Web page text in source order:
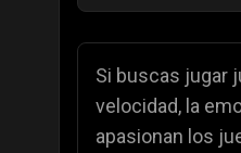
💄 Juegos para
🎨 Juegos de
Si buscas jugar
velocidad, la
apasionan los